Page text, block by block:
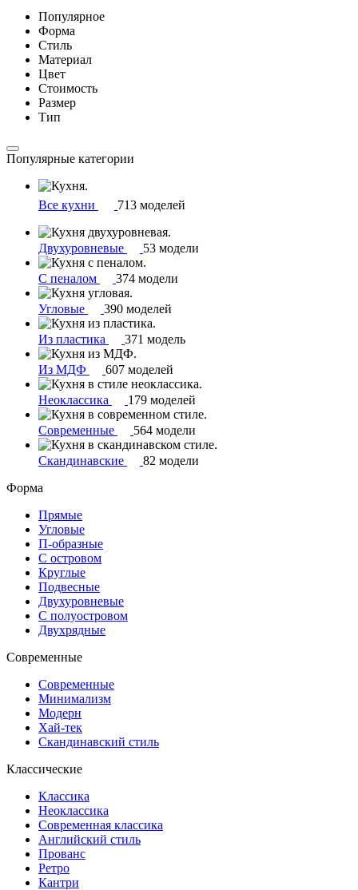
Популярное
Форма
Стиль
Материал
Цвет
Стоимость
Размер
Тип
Популярные категории
Все кухни 713 моделей
Двухуровневые 53 модели
С пеналом 374 модели
Угловые 390 моделей
Из пластика 371 модель
Из МДФ 607 моделей
Неоклассика 179 моделей
Современные 564 модели
Скандинавские
82 модели
Форма
Прямые
Угловые
П-образные
С островом
Круглые
Подвесные
Двухуровневые
С полуостровом
Двухрядные
Современные
Современные
Минимализм
Модерн
Хай-тек
Скандинавский стиль
Классические
Классика
Неоклассика
Современная классика
Английский стиль
Прованс
Ретро
Кантри